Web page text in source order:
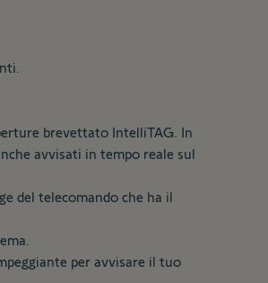
brevettato IntelliTAG. In
avvisati in tempo reale sul
del telecomando che ha il
per avvisare il tuo